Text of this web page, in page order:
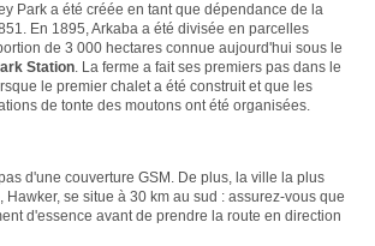
Park a été créée en tant que dépendance de la
En 1895, Arkaba a été divisée en parcelles
de 3 000 hectares connue aujourd'hui sous le
Station. La ferme a fait ses premiers pas dans le
le premier chalet a été construit et que les
de tonte des moutons ont été organisées.
d'une couverture GSM. De plus, la ville la plus
Hawker, se situe à 30 km au sud : assurez-vous que
d'essence avant de prendre la route en direction